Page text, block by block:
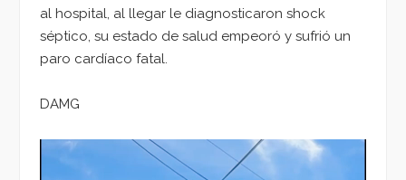
al hospital, al llegar le diagnosticaron shock
séptico, su estado de salud empeoró y sufrió un
paro cardíaco fatal.
DAMG
Reproductor